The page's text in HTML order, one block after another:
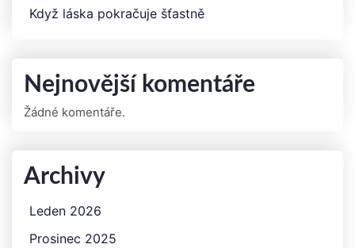
Když láska pokračuje šťastně
Nejnovější komentáře
Žádné komentáře.
Archivy
Leden 2026
Prosinec 2025